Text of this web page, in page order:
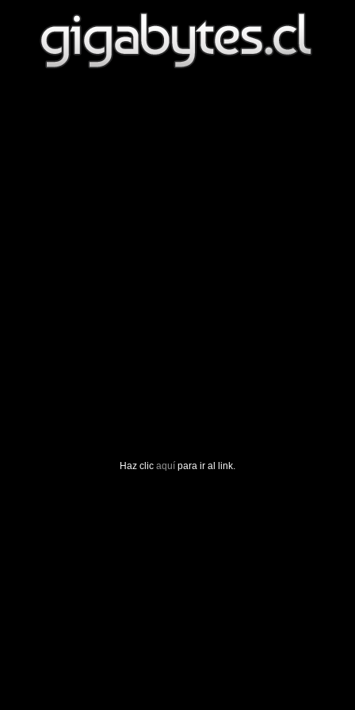
Haz clic aquí para ir al link.